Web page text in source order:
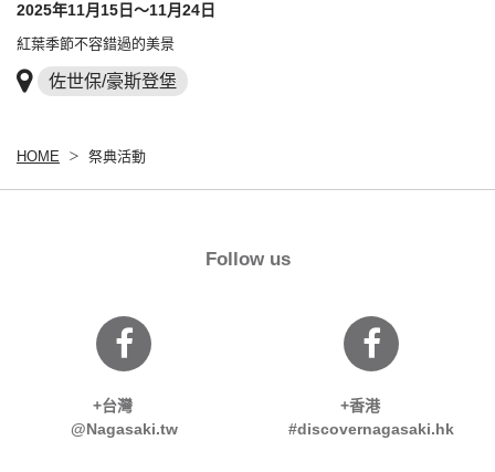
2025年11月15日～11月24日
紅葉季節不容錯過的美景
佐世保/豪斯登堡
HOME 祭典活動
Follow us
+台灣
@Nagasaki.tw
+香港
#discovernagasaki.hk